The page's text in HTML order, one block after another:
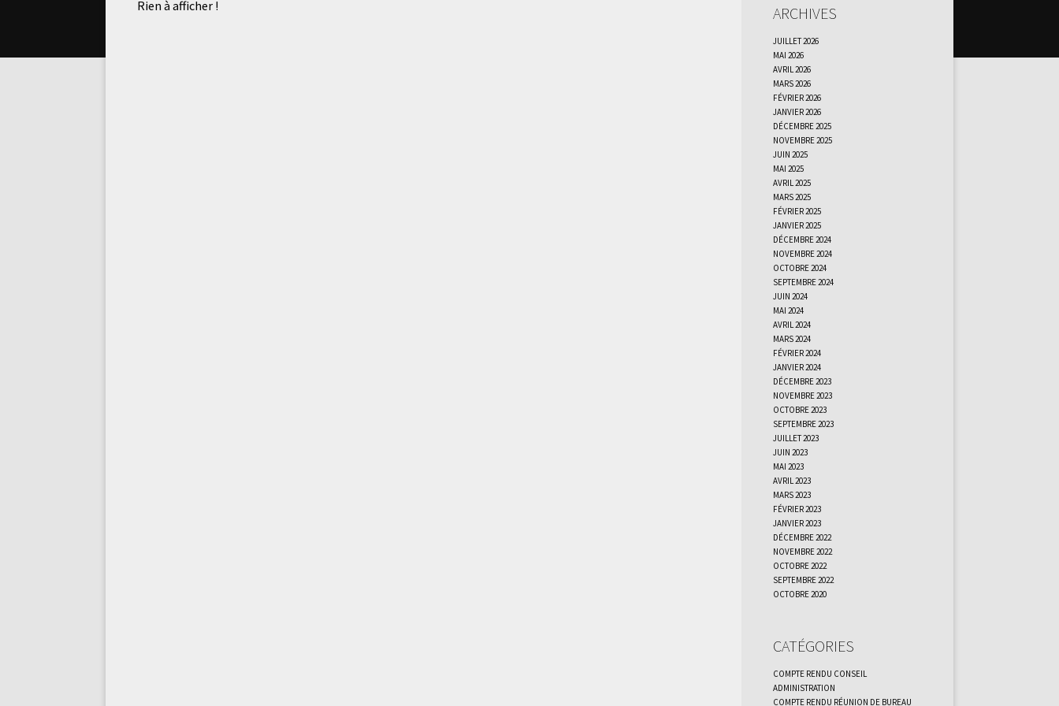
Rien à afficher ! Archives
juillet 2026
mai 2026
avril 2026
mars 2026
février 2026
janvier 2026
décembre 2025
novembre 2025
juin 2025
mai 2025
avril 2025
mars 2025
février 2025
janvier 2025
décembre 2024
novembre 2024
octobre 2024
septembre 2024
juin 2024
mai 2024
avril 2024
mars 2024
février 2024
janvier 2024
décembre 2023
novembre 2023
octobre 2023
septembre 2023
juillet 2023
juin 2023
mai 2023
avril 2023
mars 2023
février 2023
janvier 2023
décembre 2022
novembre 2022
octobre 2022
septembre 2022
octobre 2020
Catégories
Compte rendu Conseil
administration
Compte rendu réunion de bureau